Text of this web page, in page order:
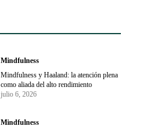
Mindfulness
Mindfulness y Haaland: la atención plena
como aliada del alto rendimiento
julio 6, 2026
Mindfulness